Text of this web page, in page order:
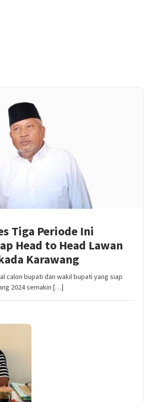
Tiga Periode Ini
Head to Head Lawan
Karawang
calon bupati dan wakil bupati yang siap
2024 semakin […]